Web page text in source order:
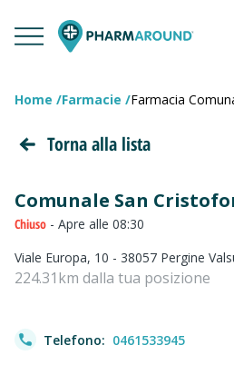
Home Farmacie Farmacia
Torna alla lista
Comunale San
Chiuso - Apre alle 08:30
Viale Europa, 10 - 38057 Pergine
224.31km dalla tua posizione
Telefono: 0461533945